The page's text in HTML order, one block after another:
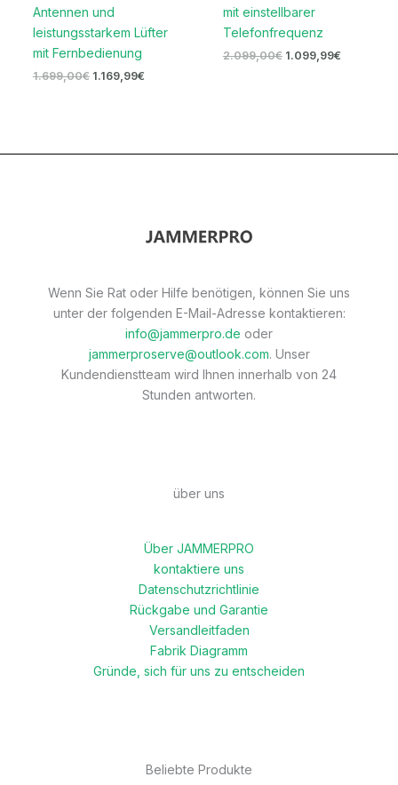
Antennen und
leistungsstarkem Lüfter
mit Fernbedienung
1.699,00€ 1.169,99€
mit einstellbarer
Telefonfrequenz
2.099,00€ 1.099,99€
Wenn Sie Rat oder Hilfe benötigen, können Sie uns
unter der folgenden E-Mail-Adresse kontaktieren:
info@jammerpro.de oder
jammerproserve@outlook.com. Unser
Kundendienstteam wird Ihnen innerhalb von 24
Stunden antworten.
über uns
Über JAMMERPRO
kontaktiere uns
Datenschutzrichtlinie
Rückgabe und Garantie
Versandleitfaden
Fabrik Diagramm
Gründe, sich für uns zu entscheiden
Beliebte Produkte